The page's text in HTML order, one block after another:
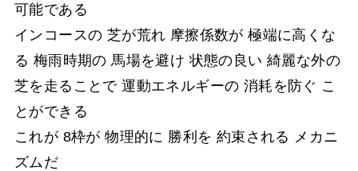
可能である
インコースの 芝が荒れ 摩擦係数が 極端に高くな
る 梅雨時期の 馬場を避け 状態の良い 綺麗な外の
芝を走ることで 運動エネルギーの 消耗を防ぐ こ
とができる
これが 8枠が 物理的に 勝利を 約束される メカニ
ズムだ